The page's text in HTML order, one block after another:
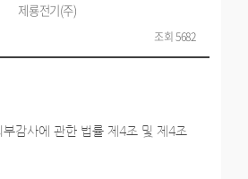
제룡전기(주)
조회 5682
부감사에 관한 법률 제4조 및 제4조